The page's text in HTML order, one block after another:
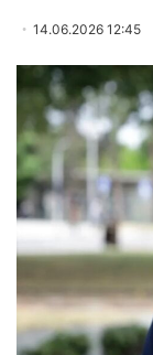
14.06.2026 12:45